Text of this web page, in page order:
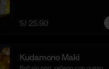
espolvoreado con shichimi
togarashi.(10 cortes)
S/ 25.90
Kudamono Maki